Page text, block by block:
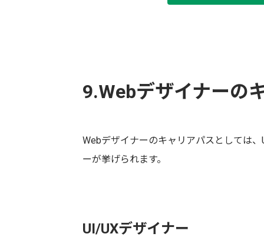
9.Webデザイナーの
Webデザイナーのキャリアパスとしては
ーが挙げられます。
UI/UXデザイナー